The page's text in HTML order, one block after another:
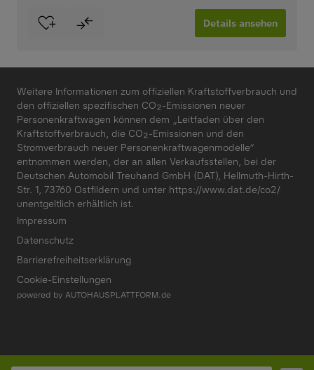
Details ansehen
Impressum
Datenschutz
Barrierefreiheitserklärung
Cookie-Einstellungen
Weitere Informationen zum offiziellen Kraftstoffverbrauch und
den offiziellen spezifischen CO₂-Emissionen neuer
Personenkraftwagen können dem „Leitfaden über den
Kraftstoffverbrauch, die CO₂-Emissionen und den
Stromverbrauch neuer Personenkraftwagenmodelle“
entnommen werden, der an allen Verkaufsstellen, bei der
Deutschen Automobil Treuhand GmbH (DAT), Hellmuth-Hirth-
Str. 1, 73760 Ostfildern und unter https://www.dat.de/co2/
unentgeltlich erhältlich ist.
powered by AUTOHAUSPLATTFORM.de